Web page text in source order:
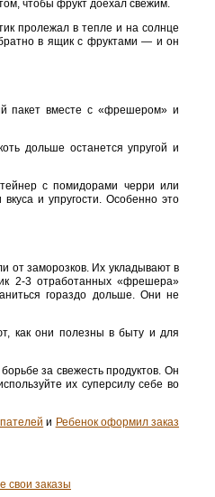
чтобы фрукт доехал свежим.
пролежал в тепле и на солнце
в ящик с фруктами — и он
пакет вместе с «фрешером» и
дольше останется упругой и
с помидорами черри или
и упругости. Особенно это
от заморозков. Их укладывают в
2-3 отработанных «фрешера»
гораздо дольше. Они не
как они полезны в быту и для
за свежесть продуктов. Он
их суперсилу себе во
и Ребенок оформил заказ
свои заказы